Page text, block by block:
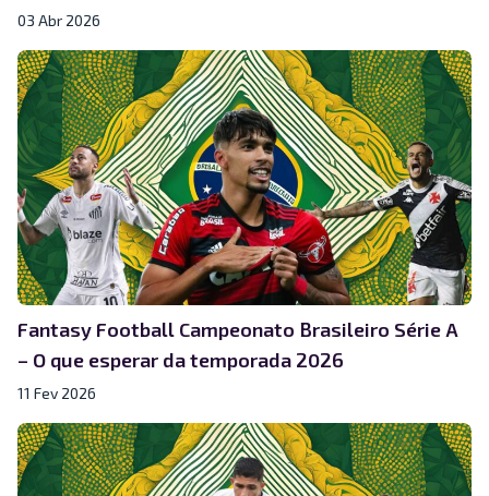
03 Abr 2026
Fantasy Football Campeonato Brasileiro Série A
– O que esperar da temporada 2026
11 Fev 2026